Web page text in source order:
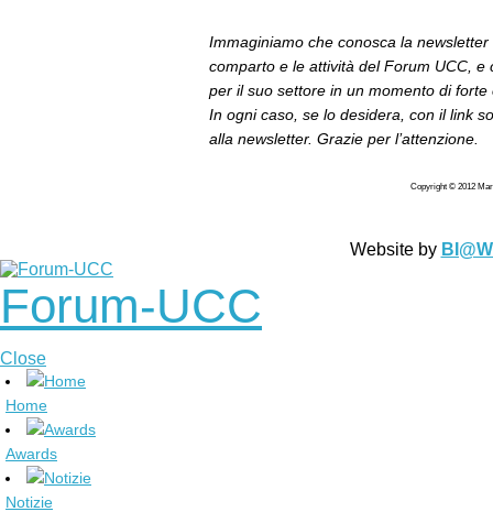
Immaginiamo che conosca la
comparto e le attività del Forum UCC,
per il suo settore in un momento di forte
In ogni caso, se lo desidera, con il link
alla newsletter. Grazie per l’attenzione.
Copyright © 2012
Website by
Forum-UCC
Close
Home
Awards
Notizie